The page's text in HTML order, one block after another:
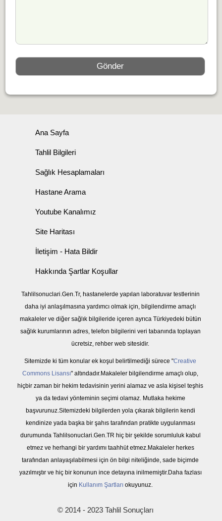
Ana Sayfa
Tahlil Bilgileri
Sağlık Hesaplamaları
Hastane Arama
Youtube Kanalımız
Site Haritası
İletişim - Hata Bildir
Hakkında Şartlar Koşullar
Tahlilsonuclari.Gen.Tr, hastanelerde yapılan laboratuvar testlerinin
daha iyi anlaşılmasına yardımcı olmak için, bilgilendirme amaçlı
makaleler ve diğer sağlık bilgileride içeren ayrıca Türkiyedeki bütün
sağlık kurumlarının adres, telefon bilgilerini veri tabanında toplayan
ücretsiz, rehber web sitesidir.
Sitemizde ki tüm konular ek koşul belirtilmediği sürece "Creative
Commons Lisansı" altındadır.Makaleler bilgilendirme amaçlı olup,
hiçbir zaman bir hekim tedavisinin yerini alamaz ve asla kişisel teşhis
ya da tedavi yönteminin seçimi olamaz. Mutlaka hekime
başvurunuz.Sitemizdeki bilgilerden yola çıkarak bilgilerin kendi
kendinize yada başka bir şahıs tarafından pratikte uygulanması
durumunda Tahlilsonuclari.Gen.TR hiç bir şekilde sorumluluk kabul
etmez ve herhangi bir yardımı taahhüt etmez.Makaleler herkes
tarafından anlayaşılabilmesi için ön bilgi niteliğinde, sade biçimde
yazılmıştır ve hiç bir konunun ince detayına inilmemiştir.Daha fazlası
için Kullanım Şartları okuyunuz.
© 2014 - 2023 Tahlil Sonuçları